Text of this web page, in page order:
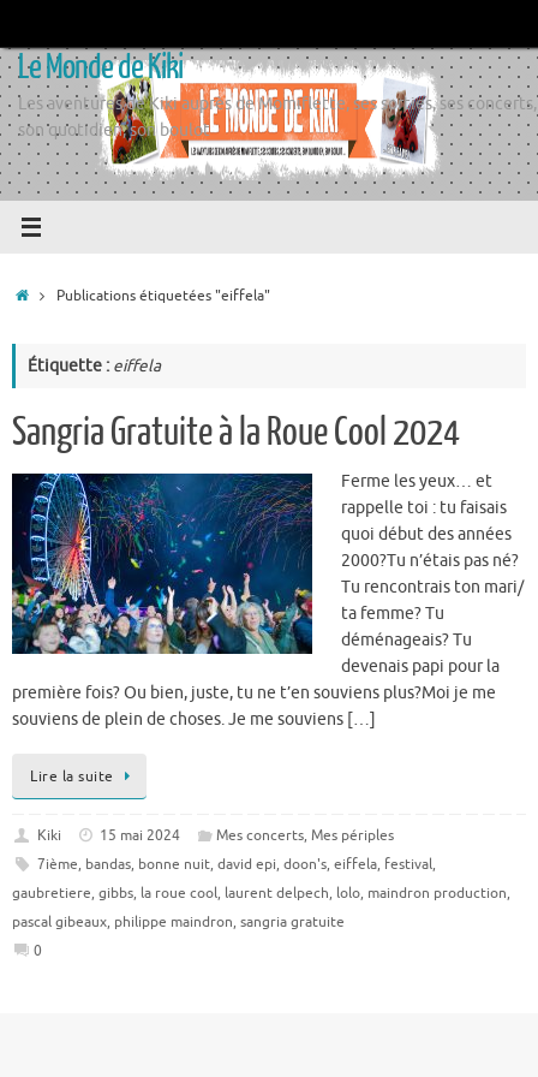
contenu
Le Monde de Kiki
Les aventures de Kiki auprès de Momiflette, ses sorties, ses concerts,
son quotidien, son boulot
AccueilPublications étiquetées "eiffela"
Étiquette : eiffela
Sangria Gratuite à la Roue Cool 2024
Ferme les yeux… et
rappelle toi : tu faisais
quoi début des années
2000?Tu n’étais pas né?
Tu rencontrais ton mari/
ta femme? Tu
déménageais? Tu
devenais papi pour la
première fois? Ou bien, juste, tu ne t’en souviens plus?Moi je me
souviens de plein de choses. Je me souviens […]
Lire la suite
Kiki 15 mai 2024 Mes concerts, Mes périples
7ième, bandas, bonne nuit, david epi, doon's, eiffela, festival,
gaubretiere, gibbs, la roue cool, laurent delpech, lolo, maindron production,
pascal gibeaux, philippe maindron, sangria gratuite
0